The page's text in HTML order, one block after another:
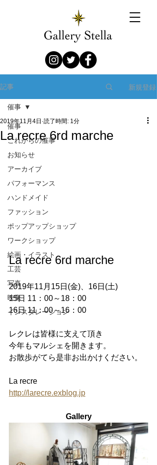
記事 新規登録
催事
これからの催事
お知らせ
アーカイブ
パフォーマンス
ハンドメイド
ファッション
ポップアップショップ
ワークショップ
絵画・イラスト
工芸
写真
映像
インスタレーション
催事
La recre 6rd marche
2019年11月4日 読了時間: 1分
La recre 6rd marche
2019年11月15日(金)、16日(土)
15日 11：00～18：00
16日 11：00～16：00
レクレは皆様に支えて頂き
今年もマルシェを開きます。
お散歩がてら是非お出かけください。
La recre
http://larecre.exblog.jp
Gallery